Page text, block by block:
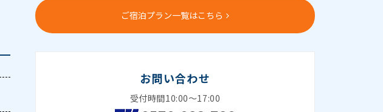
ご宿泊プラン一覧はこちら
お問い合わせ
受付時間10:00～17:00